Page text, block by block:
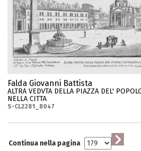
Falda Giovanni Battista
ALTRA VEDVTA DELLA PIAZZA DEL'
NELLA CITTA
S-CL2281_8047
Continua nella pagina